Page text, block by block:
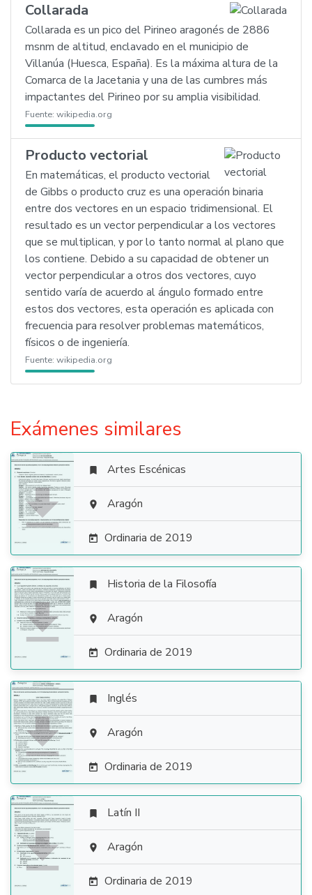
Collarada
Collarada es un pico del Pirineo aragonés de 2886
msnm de altitud, enclavado en el municipio de
Villanúa (Huesca, España). Es la máxima altura de la
Comarca de la Jacetania y una de las cumbres más
impactantes del Pirineo por su amplia visibilidad.
Fuente: wikipedia.org
Producto vectorial
En matemáticas, el producto vectorial
de Gibbs o producto cruz es una operación binaria
entre dos vectores en un espacio tridimensional. El
resultado es un vector perpendicular a los vectores
que se multiplican, y por lo tanto normal al plano que
los contiene. Debido a su capacidad de obtener un
vector perpendicular a otros dos vectores, cuyo
sentido varía de acuerdo al ángulo formado entre
estos dos vectores, esta operación es aplicada con
frecuencia para resolver problemas matemáticos,
físicos o de ingeniería.
Fuente: wikipedia.org
Exámenes similares

 Artes Escénicas
 Aragón
 Ordinaria de 2019

 Historia de la Filosofía
 Aragón
 Ordinaria de 2019

 Inglés
 Aragón
 Ordinaria de 2019

 Latín II
 Aragón
 Ordinaria de 2019